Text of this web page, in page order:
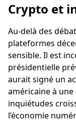
Crypto et
Au-delà des
plateformes
sensible. Il est
présidentielle
aurait signé un
américaine à
inquiétudes
l’économie